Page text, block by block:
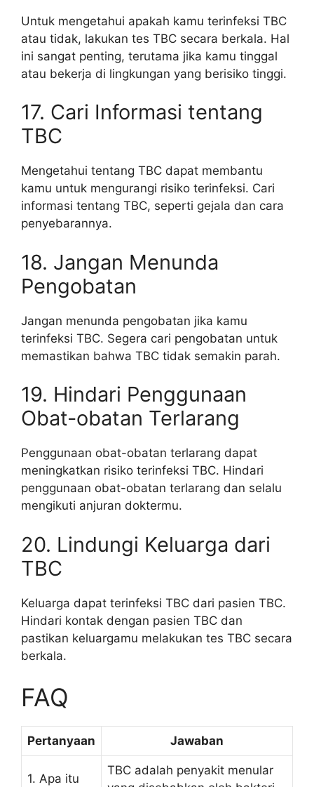
Untuk mengetahui apakah kamu terinfeksi TBC
atau tidak, lakukan tes TBC secara berkala. Hal
ini sangat penting, terutama jika kamu tinggal
atau bekerja di lingkungan yang berisiko tinggi.
17. Cari Informasi tentang
TBC
Mengetahui tentang TBC dapat membantu
kamu untuk mengurangi risiko terinfeksi. Cari
informasi tentang TBC, seperti gejala dan cara
penyebarannya.
18. Jangan Menunda
Pengobatan
Jangan menunda pengobatan jika kamu
terinfeksi TBC. Segera cari pengobatan untuk
memastikan bahwa TBC tidak semakin parah.
19. Hindari Penggunaan
Obat-obatan Terlarang
Penggunaan obat-obatan terlarang dapat
meningkatkan risiko terinfeksi TBC. Hindari
penggunaan obat-obatan terlarang dan selalu
mengikuti anjuran doktermu.
20. Lindungi Keluarga dari
TBC
Keluarga dapat terinfeksi TBC dari pasien TBC.
Hindari kontak dengan pasien TBC dan
pastikan keluargamu melakukan tes TBC secara
berkala.
FAQ
Pertanyaan Jawaban
1. Apa itu
TBC adalah penyakit menular